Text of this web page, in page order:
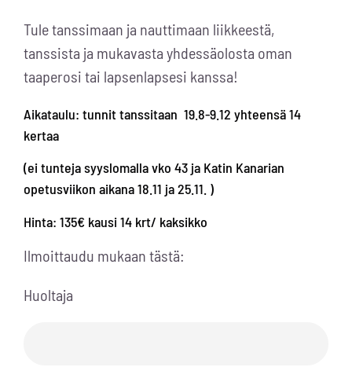
Tule tanssimaan ja nauttimaan liikkeestä,
tanssista ja mukavasta yhdessäolosta oman
taaperosi tai lapsenlapsesi kanssa!
Aikataulu: tunnit tanssitaan 19.8-9.12 yhteensä 14
kertaa
(ei tunteja syyslomalla vko 43 ja Katin Kanarian
opetusviikon aikana 18.11 ja 25.11. )
Hinta: 135€ kausi 14 krt/ kaksikko
Ilmoittaudu mukaan tästä:
Huoltaja